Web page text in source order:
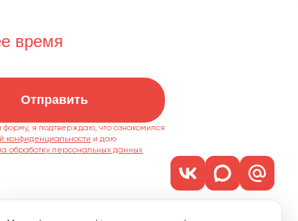
время
Отправить
форму, я подтверждаю, что ознакомился
конфиденциальности
обработку персональных данных